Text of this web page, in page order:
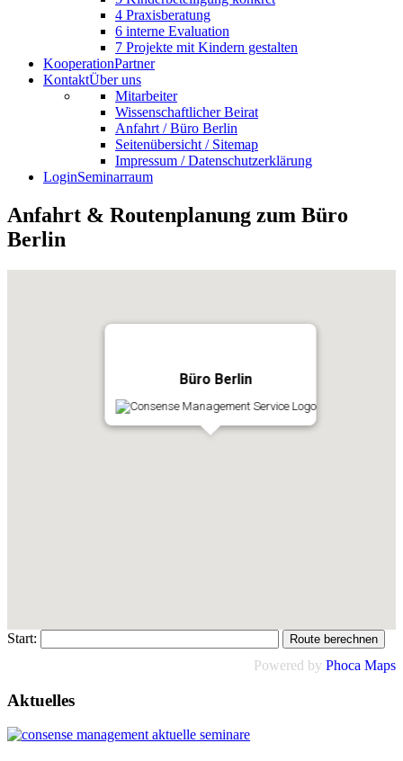
4 Praxisberatung
6 interne Evaluation
7 Projekte mit Kindern gestalten
KooperationPartner
KontaktÜber uns
Mitarbeiter
Wissenschaftlicher Beirat
Anfahrt / Büro Berlin
Seitenübersicht / Sitemap
Impressum / Datenschutzerklärung
LoginSeminarraum
Anfahrt & Routenplanung zum Büro
Berlin
Büro Berlin
Start:
Powered by Phoca Maps
Aktuelles